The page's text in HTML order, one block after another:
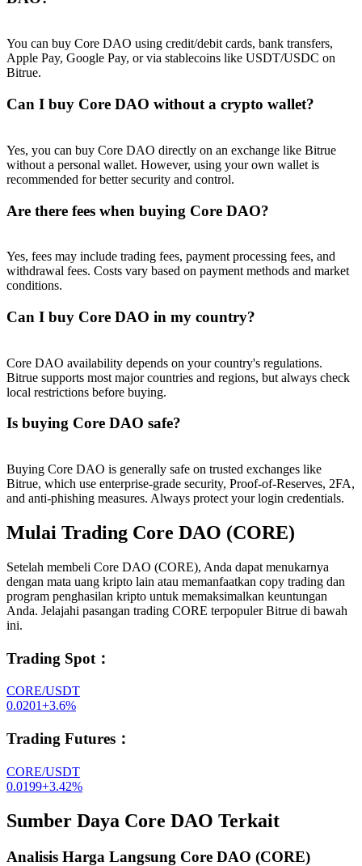
You can buy Core DAO using credit/debit cards, bank transfers,
Apple Pay, Google Pay, or via stablecoins like USDT/USDC on
Bitrue.
Can I buy Core DAO without a crypto wallet?
Yes, you can buy Core DAO directly on an exchange like Bitrue
without a personal wallet. However, using your own wallet is
recommended for better security and control.
Are there fees when buying Core DAO?
Yes, fees may include trading fees, payment processing fees, and
withdrawal fees. Costs vary based on payment methods and market
conditions.
Can I buy Core DAO in my country?
Core DAO availability depends on your country's regulations.
Bitrue supports most major countries and regions, but always check
local restrictions before buying.
Is buying Core DAO safe?
Buying Core DAO is generally safe on trusted exchanges like
Bitrue, which use enterprise-grade security, Proof-of-Reserves, 2FA,
and anti-phishing measures. Always protect your login credentials.
Mulai Trading Core DAO (CORE)
Setelah membeli Core DAO (CORE), Anda dapat menukarnya
dengan mata uang kripto lain atau memanfaatkan copy trading dan
program penghasilan kripto untuk memaksimalkan keuntungan
Anda. Jelajahi pasangan trading CORE terpopuler Bitrue di bawah
ini.
Trading Spot ：
CORE/USDT
0.0201+3.6%
Trading Futures ：
CORE/USDT
0.0199+3.42%
Sumber Daya Core DAO Terkait
Analisis Harga Langsung Core DAO (CORE)